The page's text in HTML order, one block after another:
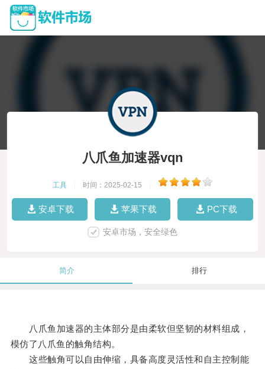
八爪鱼加速器vqn
工具 时间：2025-02-15
安卓下载 苹果下载 PC下载
安卓市场，安全绿色
简介 排行
八爪鱼加速器的主体部分是由柔软但坚韧的材料组成，
模仿了八爪鱼的触角结构。
这些触角可以自由伸缩，具备高度灵活性和自主控制能